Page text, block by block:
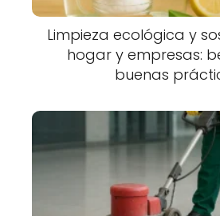
Limpieza ecológica y
hogar y empresas:
buenas